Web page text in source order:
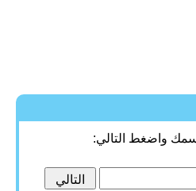
واضغط التالي: